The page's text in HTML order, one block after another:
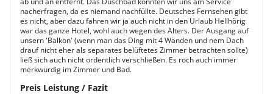
nacherfragen, da es niemand nachfüllte. Deutsches Fernsehen gibt
es nicht, aber dazu fahren wir ja auch nicht in den Urlaub Hellhörig
war das ganze Hotel, wohl auch wegen des Alters. Der Ausgang auf
unsern 'Balkon' (wenn man das Ding mit 4 Wänden und nem Dach
drauf nicht eher als separates belüftetes Zimmer betrachten sollte)
ließ sich auch nicht ordentlich verschließen. Es roch auch immer
merkwürdig im Zimmer und Bad.
Preis Leistung / Fazit